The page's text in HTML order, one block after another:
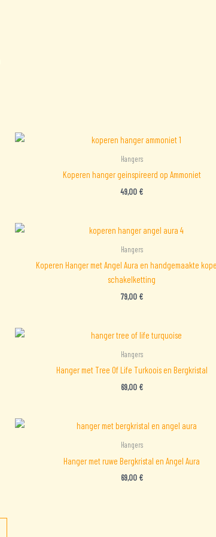
Hangers
Koperen hanger geinspireerd op Ammoniet
49,00 €
Hangers
Koperen Hanger met Angel Aura en handgemaakte
schakelketting
79,00 €
Hangers
Hanger met Tree Of Life Turkoois en Bergkristal
69,00 €
Hangers
Hanger met ruwe Bergkristal en Angel Aura
69,00 €